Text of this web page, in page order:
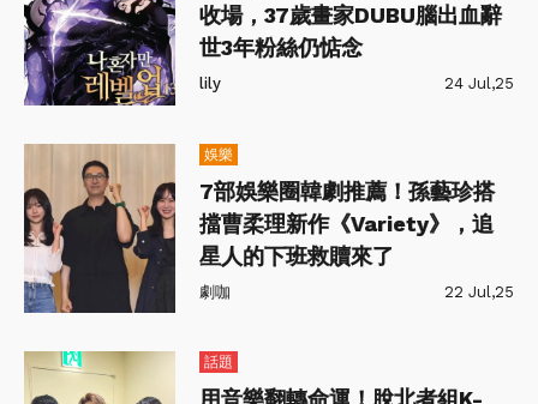
收場，37歲畫家DUBU腦出血辭
世3年粉絲仍惦念
lily 24 Jul,25
娛樂
7部娛樂圈韓劇推薦！孫藝珍搭
擋曹柔理新作《Variety》，追
星人的下班救贖來了
劇咖 22 Jul,25
話題
用音樂翻轉命運！脫北者組K-